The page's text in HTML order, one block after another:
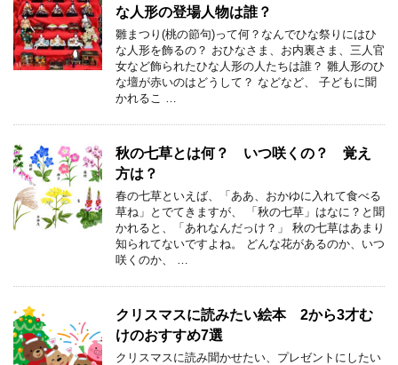
な人形の登場人物は誰？
雛まつり(桃の節句)って何？なんでひな祭りにはひ
な人形を飾るの？ おひなさま、お内裏さま、三人官
女など飾られたひな人形の人たちは誰？ 雛人形のひ
な壇が赤いのはどうして？ などなど、 子どもに聞
かれるこ …
秋の七草とは何？ いつ咲くの？ 覚え
方は？
春の七草といえば、「ああ、おかゆに入れて食べる
草ね」とでてきますが、 「秋の七草」はなに？と聞
かれると、「あれなんだっけ？」 秋の七草はあまり
知られてないですよね。 どんな花があるのか、いつ
咲くのか、 …
クリスマスに読みたい絵本 2から3才む
けのおすすめ7選
クリスマスに読み聞かせたい、プレゼントにしたい